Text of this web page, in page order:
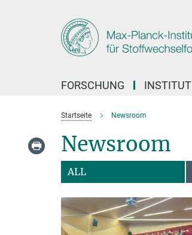
FORSCHUNG INSTITUT
Startseite Newsroom
Newsroom
ALL